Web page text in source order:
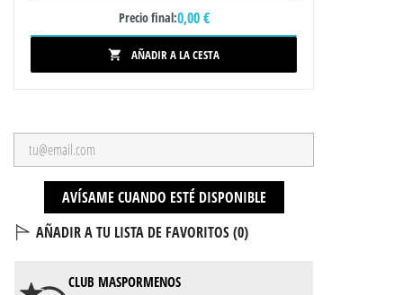
Precio final:0,00 €
 AÑADIR A LA CESTA
AVÍSAME CUANDO ESTÉ DISPONIBLE
AÑADIR A TU LISTA DE FAVORITOS (0)
CLUB MASPORMENOS